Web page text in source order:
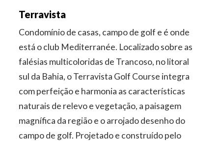
Terravista
Condomínio de casas, campo de golf e é onde
está o club Mediterranée. Localizado sobre as
falésias multicoloridas de Trancoso, no litoral
sul da Bahia, o Terravista Golf Course integra
com perfeição e harmonia as características
naturais de relevo e vegetação, a paisagem
magnífica da região e o arrojado desenho do
campo de golf. Projetado e construído pelo